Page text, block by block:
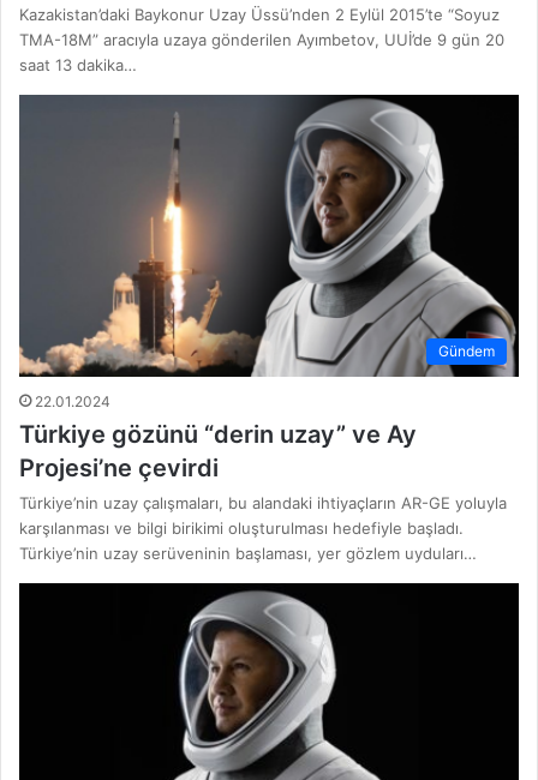
Kazakistan’daki Baykonur Uzay Üssü’nden 2 Eylül 2015’te “Soyuz
TMA-18M” aracıyla uzaya gönderilen Ayımbetov, UUİ’de 9 gün 20
saat 13 dakika…
Gündem
22.01.2024
Türkiye gözünü “derin uzay” ve Ay
Projesi’ne çevirdi
Türkiye’nin uzay çalışmaları, bu alandaki ihtiyaçların AR-GE yoluyla
karşılanması ve bilgi birikimi oluşturulması hedefiyle başladı.
Türkiye’nin uzay serüveninin başlaması, yer gözlem uyduları…